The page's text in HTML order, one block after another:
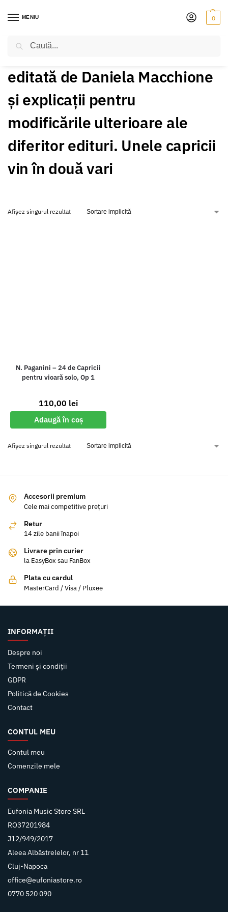
MENIU 0
editată de Daniela Macchione
și explicații pentru
modificările ulterioare ale
diferitor edituri. Unele capricii
vin în două vari
Afișez singurul rezultat
N. Paganini – 24 de Capricii
pentru vioară solo, Op 1
110,00 lei
Adaugă în coș
Afișez singurul rezultat
Accesorii premium
Cele mai competitive prețuri
Retur
14 zile banii înapoi
Livrare prin curier
la EasyBox sau FanBox
Plata cu cardul
MasterCard / Visa / Pluxee
INFORMAȚII
Despre noi
Termeni și condiții
GDPR
Politică de Cookies
Contact
CONTUL MEU
Contul meu
Comenzile mele
COMPANIE
Eufonia Music Store SRL
RO37201984
J12/949/2017
Aleea Albăstrelelor, nr 11
Cluj-Napoca
office@eufoniastore.ro
0770 520 090